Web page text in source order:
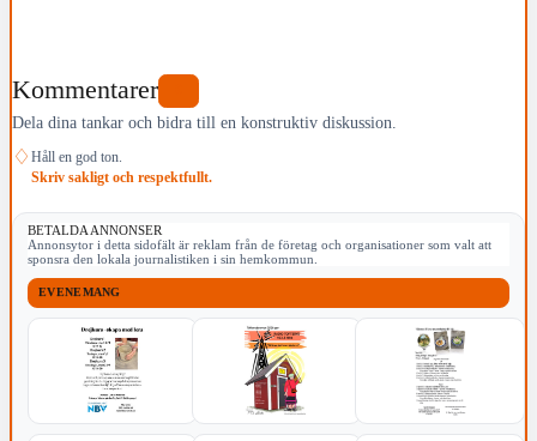
Kommentarer
Dela dina tankar och bidra till en konstruktiv diskussion.
♢ Håll en god ton.
Skriv sakligt och respektfullt.
BETALDA ANNONSER
Annonsytor i detta sidofält är reklam från de företag och organisationer som valt att
sponsra den lokala journalistiken i sin hemkommun.
EVENEMANG